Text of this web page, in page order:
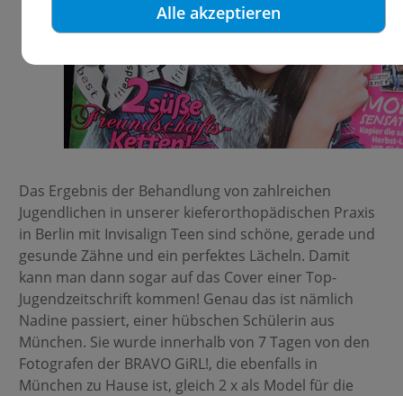
Alle akzeptieren
Das Ergebnis der Behandlung von zahlreichen
Jugendlichen in unserer kieferorthopädischen Praxis
in Berlin mit Invisalign Teen sind schöne, gerade und
gesunde Zähne und ein perfektes Lächeln. Damit
kann man dann sogar auf das Cover einer Top-
Jugendzeitschrift kommen! Genau das ist nämlich
Nadine passiert, einer hübschen Schülerin aus
München. Sie wurde innerhalb von 7 Tagen von den
Fotografen der BRAVO GiRL!, die ebenfalls in
München zu Hause ist, gleich 2 x als Model für die